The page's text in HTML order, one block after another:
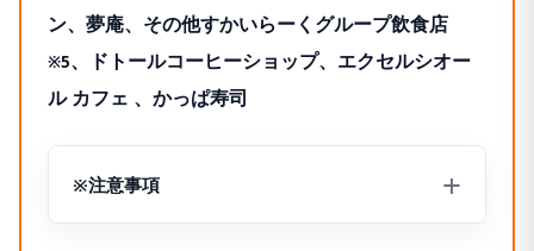
ン、夢庵、その他すかいらーくグループ飲食店
※5、ドトールコーヒーショップ、エクセルシオー
ル カフェ 、かっぱ寿司
※注意事項